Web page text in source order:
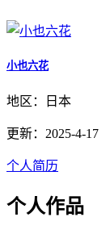
小也六花
地区：日本
更新：2025-4-17
个人简历
个人作品